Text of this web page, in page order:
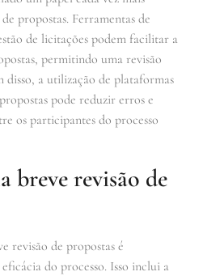
propostas. Ferramentas de
de licitações podem facilitar a
permitindo uma revisão
a utilização de plataformas
pode reduzir erros e
os participantes do processo
breve revisão de
revisão de propostas é
do processo. Isso inclui a